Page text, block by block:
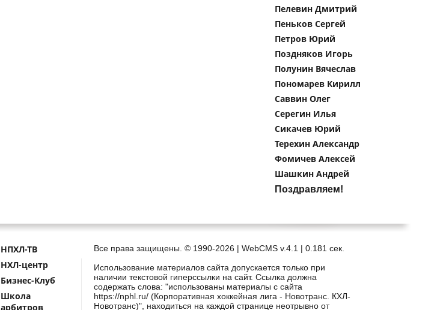
Пелевин Дмитрий
Пеньков Сергей
Петров Юрий
Поздняков Игорь
Полунин Вячеслав
Пономарев Кирилл
Саввин Олег
Серегин Илья
Сикачев Юрий
Терехин Александр
Фомичев Алексей
Шашкин Андрей
Поздравляем!
НПХЛ-ТВ
НХЛ-центр
Бизнес-Клуб
Школа
арбитров
Все права защищены. © 1990-2026 | WebCMS v.4.1 | 0.181 сек.
Использование материалов сайта допускается только при
наличии текстовой гиперссылки на сайт. Ссылка должна
содержать слова: "использованы материалы с сайта
https://nphl.ru/ (Корпоративная хоккейная лига - Новотранс. КХЛ-
Новотранс)", находиться на каждой странице неотрывно от